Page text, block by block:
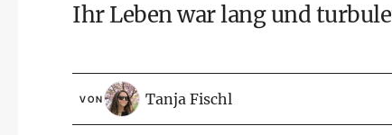
Ihr Leben war lang und
VON Tanja Fischl